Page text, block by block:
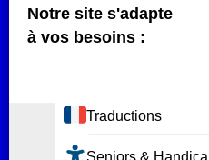
Nos publications
Contact